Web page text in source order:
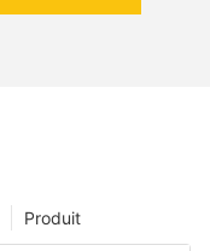
Produit